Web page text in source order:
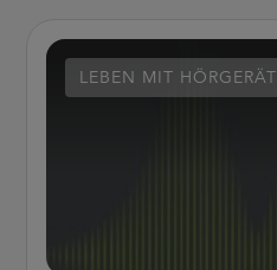
LEBEN MIT HÖRGERÄT